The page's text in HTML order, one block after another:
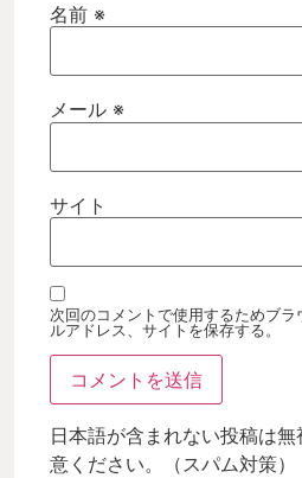
名前 ※
メール ※
サイト
次回のコメントで使用するためブ
ルアドレス、サイトを保存する。
日本語が含まれない投稿は
意ください。（スパム対策）